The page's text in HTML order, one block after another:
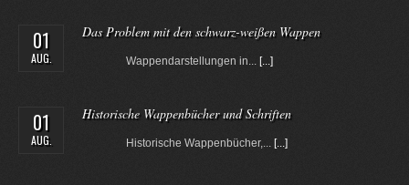
01
AUG.
Das Problem mit den schwarz-weißen Wappen
Wappendarstellungen in... [...]
01
AUG.
Historische Wappenbücher und Schriften
Historische Wappenbücher,... [...]